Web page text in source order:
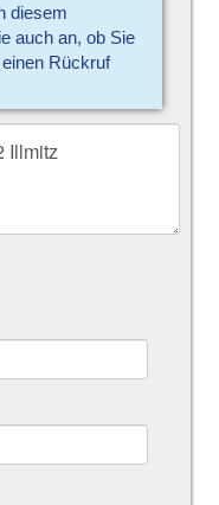
diesem
auch an, ob Sie
Rückruf